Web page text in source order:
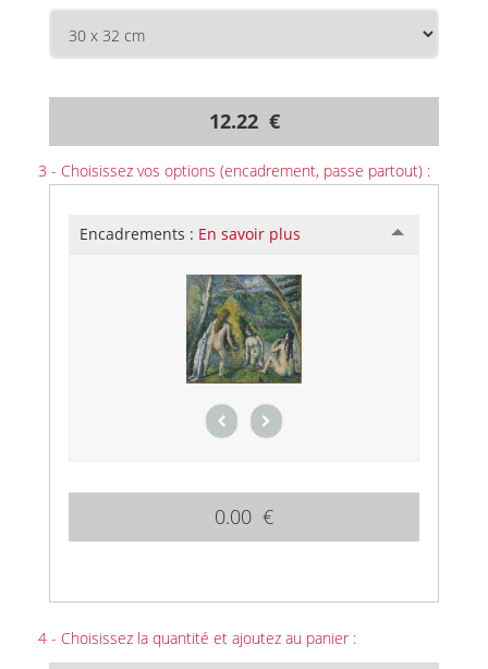
12.22 €
3 - Choisissez vos options (encadrement, passe partout) :
Encadrements : En savoir plus
0.00 €
4 - Choisissez la quantité et ajoutez au panier :